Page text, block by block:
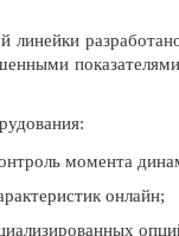
линейки
момента
онлайн;